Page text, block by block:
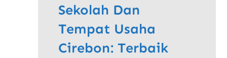
Sekolah Dan
Tempat Usaha
Cirebon: Terbaik